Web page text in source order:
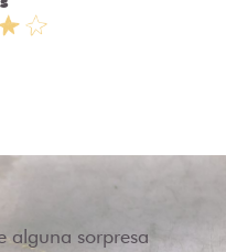
alguna sorpresa